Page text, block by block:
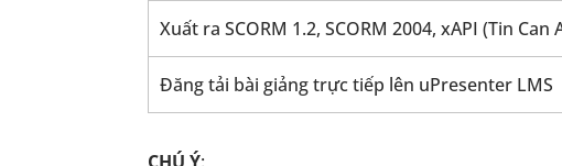
Xuất ra SCORM 1.2, SCORM 2004, xAPI (Tin Can
Đăng tải bài giảng trực tiếp lên uPresenter LMS